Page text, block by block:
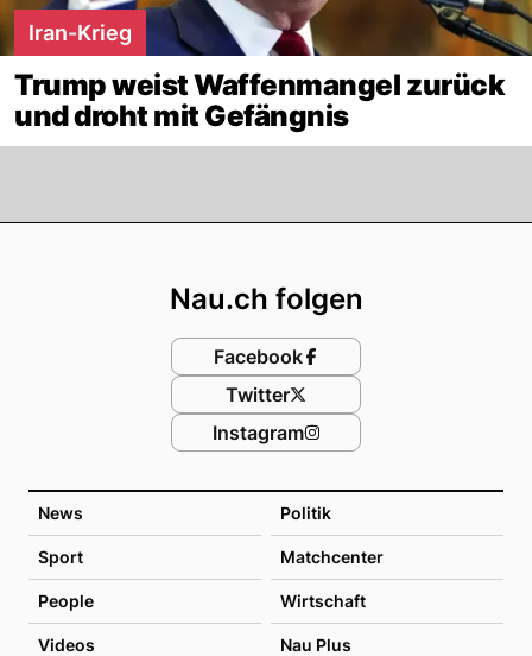
Iran-Krieg
Trump weist Waffenmangel zurück
und droht mit Gefängnis
News Politik
Sport Matchcenter
People Wirtschaft
Videos Nau Plus
Nau.ch folgen
Facebook
Twitter
Instagram